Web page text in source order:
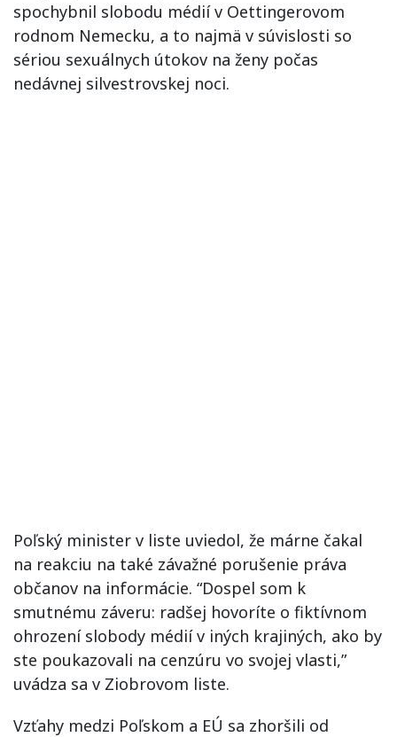
spochybnil slobodu médií v Oettingerovom
rodnom Nemecku, a to najmä v súvislosti so
sériou sexuálnych útokov na ženy počas
nedávnej silvestrovskej noci.
Poľský minister v liste uviedol, že márne čakal
na reakciu na také závažné porušenie práva
občanov na informácie. “Dospel som k
smutnému záveru: radšej hovoríte o fiktívnom
ohrození slobody médií v iných krajiných, ako by
ste poukazovali na cenzúru vo svojej vlasti,”
uvádza sa v Ziobrovom liste.
Vzťahy medzi Poľskom a EÚ sa zhoršili od